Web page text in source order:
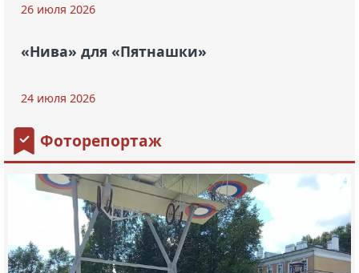
26 июля 2026
«Нива» для «Пятнашки»
24 июля 2026
Фоторепортаж